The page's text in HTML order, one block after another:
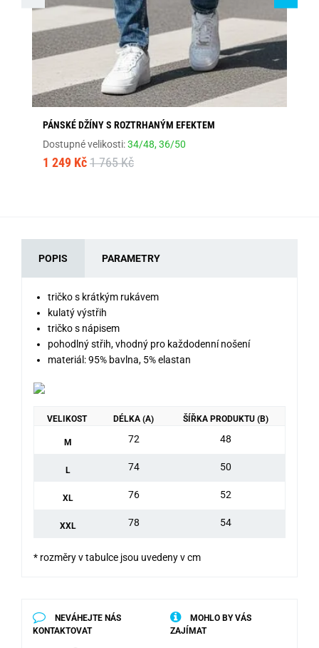
PÁNSKÉ DŽÍNY S ROZTRHANÝM EFEKTEM
Dostupné velikosti:34/48,36/50
1 249 Kč 1 765 Kč
POPIS PARAMETRY
tričko s krátkým rukávem
kulatý výstřih
tričko s nápisem
pohodlný střih, vhodný pro každodenní nošení
materiál: 95% bavlna, 5% elastan
VELIKOST DÉLKA (A) ŠÍŘKA PRODUKTU (B)
M 72 48
L 74 50
XL 76 52
XXL 78 54
* rozměry v tabulce jsou uvedeny v cm
NEVÁHEJTE NÁS
KONTAKTOVAT
MOHLO BY VÁS
ZAJÍMAT